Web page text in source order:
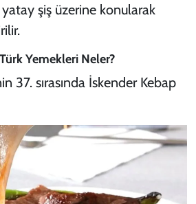
şiş üzerine konularak
Yemekleri Neler?
37. sırasında İskender Kebap